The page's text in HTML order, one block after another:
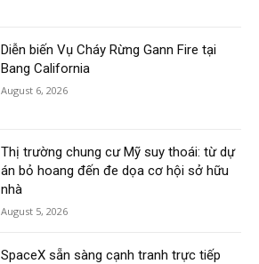
Diễn biến Vụ Cháy Rừng Gann Fire tại
Bang California
August 6, 2026
Thị trường chung cư Mỹ suy thoái: từ dự
án bỏ hoang đến đe dọa cơ hội sở hữu
nhà
August 5, 2026
SpaceX sẵn sàng cạnh tranh trực tiếp